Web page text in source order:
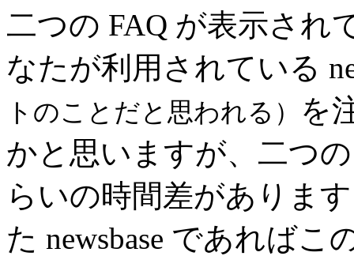
二つの FAQ が表示され
なたが利用されている
トのことだと思われる）
を
かと思いますが、二つ
らいの時間差がありま
た newsbase であれば